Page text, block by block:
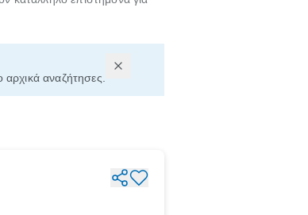
αρχικά αναζήτησες.